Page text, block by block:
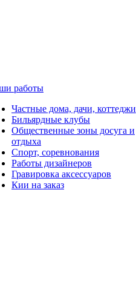
работы
Частные дома, дачи, коттеджи
Бильярдные клубы
Общественные зоны досуга и
отдыха
Спорт, соревнования
Работы дизайнеров
Гравировка аксессуаров
Кии на заказ